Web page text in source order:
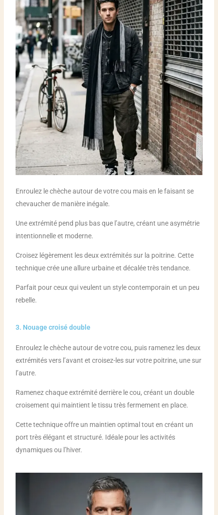
Enroulez le chèche autour de votre cou mais en le faisant se
chevaucher de manière inégale.
Une extrémité pend plus bas que l’autre, créant une asymétrie
intentionnelle et moderne.
Croisez légèrement les deux extrémités sur la poitrine. Cette
technique crée une allure urbaine et décalée très tendance.
Parfait pour ceux qui veulent un style contemporain et un peu
rebelle.
3. Nouage croisé double
Enroulez le chèche autour de votre cou, puis ramenez les deux
extrémités vers l’avant et croisez-les sur votre poitrine, une sur
l’autre.
Ramenez chaque extrémité derrière le cou, créant un double
croisement qui maintient le tissu très fermement en place.
Cette technique offre un maintien optimal tout en créant un
port très élégant et structuré. Idéale pour les activités
dynamiques ou l’hiver.